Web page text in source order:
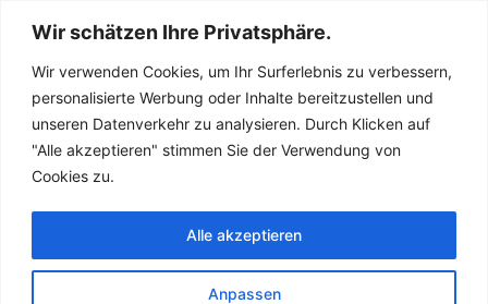
Wir schätzen Ihre Privatsphäre.
Wir verwenden Cookies, um Ihr Surferlebnis zu verbessern,
personalisierte Werbung oder Inhalte bereitzustellen und
unseren Datenverkehr zu analysieren. Durch Klicken auf
"Alle akzeptieren" stimmen Sie der Verwendung von
Cookies zu.
Anpassen
Alle akzeptieren
Sanitär Notdienst
(Klempner) für
Dahlwitz
Hoppegarten